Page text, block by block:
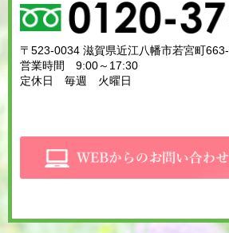
〒523-0034 滋賀県近江八幡市若宮町663-
営業時間 9:00～17:30
定休日 毎週 火曜日